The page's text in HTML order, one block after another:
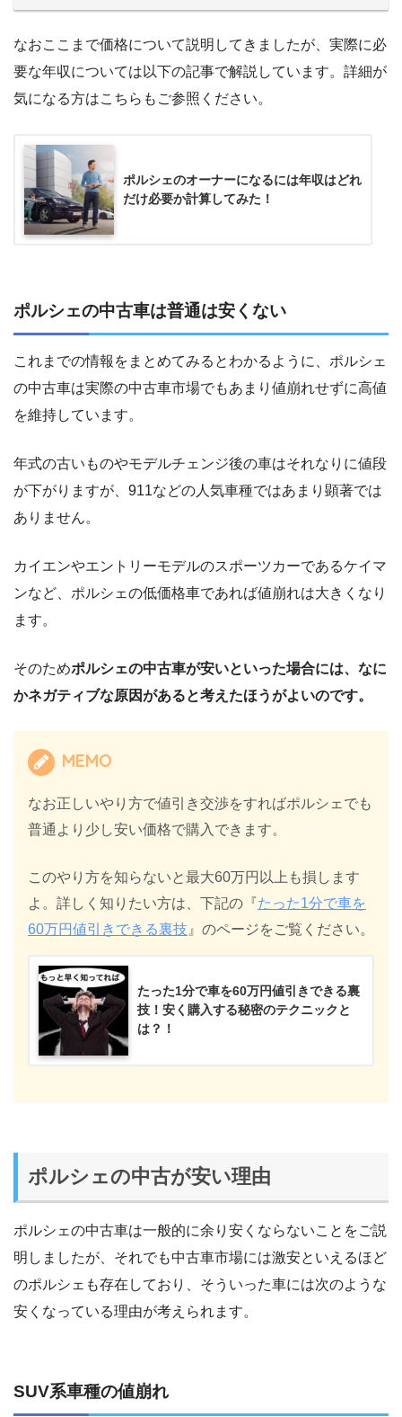
なおここまで価格について説明してきましたが、実際に必
要な年収については以下の記事で解説しています。詳細が
気になる方はこちらもご参照ください。
ポルシェのオーナーになるには年収はどれ
だけ必要か計算してみた！
ポルシェの中古車は普通は安くない
これまでの情報をまとめてみるとわかるように、ポルシェ
の中古車は実際の中古車市場でもあまり値崩れせずに高値
を維持しています。
年式の古いものやモデルチェンジ後の車はそれなりに値段
が下がりますが、911などの人気車種ではあまり顕著では
ありません。
カイエンやエントリーモデルのスポーツカーであるケイマ
ンなど、ポルシェの低価格車であれば値崩れは大きくなり
ます。
そのためポルシェの中古車が安いといった場合には、なに
かネガティブな原因があると考えたほうがよいのです。
MEMO
なお正しいやり方で値引き交渉をすればポルシェでも
普通より少し安い価格で購入できます。
このやり方を知らないと最大60万円以上も損します
よ。詳しく知りたい方は、下記の『たった1分で車を
60万円値引きできる裏技 』のページをご覧ください。
たった1分で車を60万円値引きできる裏
技！安く購入する秘密のテクニックと
は？！
ポルシェの中古が安い理由
ポルシェの中古車は一般的に余り安くならないことをご説
明しましたが、それでも中古車市場には激安といえるほど
のポルシェも存在しており、そういった車には次のような
安くなっている理由が考えられます。
SUV系車種の値崩れ